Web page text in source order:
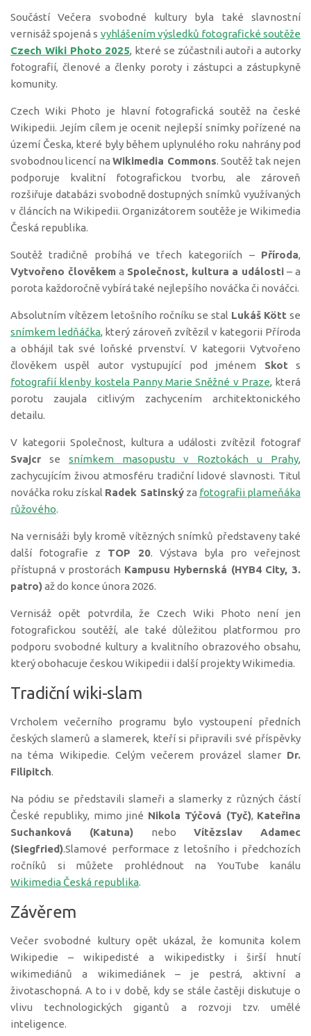
Součástí Večera svobodné kultury byla také slavnostní
vernisáž spojená s vyhlášením výsledků fotografické soutěže
Czech Wiki Photo 2025, které se zúčastnili autoři a autorky
fotografií, členové a členky poroty i zástupci a zástupkyně
komunity.
Czech Wiki Photo je hlavní fotografická soutěž na české
Wikipedii. Jejím cílem je ocenit nejlepší snímky pořízené na
území Česka, které byly během uplynulého roku nahrány pod
svobodnou licencí naWikimedia Commons. Soutěž tak nejen
podporuje kvalitní fotografickou tvorbu, ale zároveň
rozšiřuje databázi svobodně dostupných snímků využívaných
v článcích na Wikipedii. Organizátorem soutěže je Wikimedia
Česká republika.
Soutěž tradičně probíhá ve třech kategoriích – Příroda,
Vytvořeno člověkema Společnost, kultura a události – a
porota každoročně vybírá také nejlepšího nováčka či nováčci.
Absolutním vítězem letošního ročníku se stal Lukáš Kött se
snímkem ledňáčka, který zároveň zvítězil v kategorii Příroda
a obhájil tak své loňské prvenství. V kategorii Vytvořeno
člověkem uspěl autor vystupující pod jménem Skot s
fotografií klenby kostela Panny Marie Sněžné v Praze, která
porotu zaujala citlivým zachycením architektonického
detailu.
V kategorii Společnost, kultura a události zvítězil fotograf
Svajcr se snímkem masopustu v Roztokách u Prahy,
zachycujícím živou atmosféru tradiční lidové slavnosti. Titul
nováčka roku získal Radek Satinskýza fotografii plameňáka
růžového.
Na vernisáži byly kromě vítězných snímků představeny také
další fotografie z TOP 20. Výstava byla pro veřejnost
přístupná v prostorách Kampusu Hybernská (HYB4 City, 3.
patro)až do konce února 2026.
Vernisáž opět potvrdila, že Czech Wiki Photo není jen
fotografickou soutěží, ale také důležitou platformou pro
podporu svobodné kultury a kvalitního obrazového obsahu,
který obohacuje českou Wikipedii i další projekty Wikimedia.
Tradiční wiki-slam
Vrcholem večerního programu bylo vystoupení předních
českých slamerů a slamerek, kteří si připravili své příspěvky
na téma Wikipedie. Celým večerem provázel slamer Dr.
Filipitch.
Na pódiu se představili slameři a slamerky z různých částí
České republiky, mimo jiné Nikola Týčová (Tyč), Kateřina
Suchanková (Katuna) nebo Vítězslav Adamec
(Siegfried).Slamové performace z letošního i předchozích
ročníků si můžete prohlédnout na YouTube kanálu
Wikimedia Česká republika.
Závěrem
Večer svobodné kultury opět ukázal, že komunita kolem
Wikipedie – wikipedisté a wikipedistky i širší hnutí
wikimediánů a wikimediánek – je pestrá, aktivní a
životaschopná. A to i v době, kdy se stále častěji diskutuje o
vlivu technologických gigantů a rozvoji tzv. umělé
inteligence.